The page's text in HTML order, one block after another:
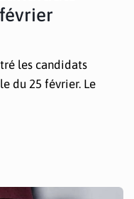
les candidats
du 25 février. Le